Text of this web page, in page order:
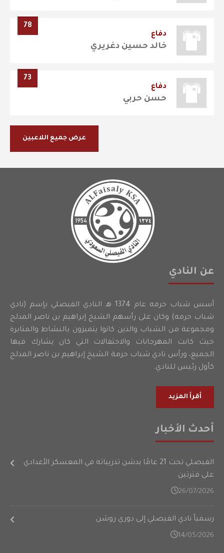
78
دفاع
خالد حسين دغريري
73
دفاع
حسن حربي
عرض جميع اللاعبين
عن النادي
أسس شباب حرمه عام 1374 هـ النادي الفيصلي بإسم (نادي
شباب حرمه) وكان على رأسهم الشيخ إبراهيم بن ناصر المدلج
ومجموعة من الشباب والذين كانوا يتميزون بالنشاط والمثابرة
حيث كانت المهرجانات والاحتفالات التي كان يشارك فيها
الجميع، ورأس نادي شباب حرمة الشيخ إبراهيم بن ناصر المدلج
كأول رئيس للنادي.
أقرأ المزيد
أحدث الأخبار
الفيصلي تحت 21 عامًا يدشن تدريباته في المعسكر الأعدادي
على فترتين
26/07/2026
رسمياً نادي الفيصلي إلى دوري روشن
14/05/2026